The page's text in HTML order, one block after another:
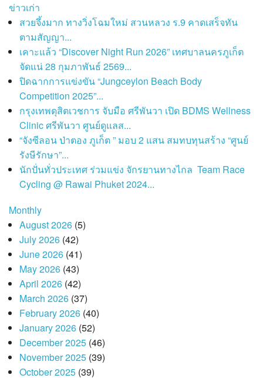
ข่าวเก่า
สวยจึ้งมาก ทางวิ่งโฉมใหม่ สวนหลวง ร.9 คาดเสร็จทัน
ตามสัญญา...
เคาะแล้ว “Discover Night Run 2026” เทศบาลนครภูเก็ต
จัดแน่ 28 กุมภาพันธ์ 2569...
ปิดฉากการแข่งขัน “Jungceylon Beach Body
Competition 2025”...
กรุงเทพดุสิตเวชการ จับมือ ศรีพันวา เปิด BDMS Wellness
Clinic ศรีพันวา ศูนย์ดูแลส...
“จังซีลอน ป่าตอง ภูเก็ต ” มอบ 2 แสน สมทบทุนสร้าง “ศูนย์
รังษีรักษา”...
นักปั่นทั่วประเทศ ร่วมแข่ง จักรยานทางไกล Team Race
Cycling @ Rawai Phuket 2024...
Monthly
August 2026(5)
July 2026(42)
June 2026(41)
May 2026(43)
April 2026(42)
March 2026(37)
February 2026(40)
January 2026(52)
December 2025(46)
November 2025(39)
October 2025(39)